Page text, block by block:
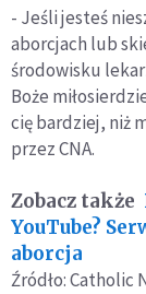
- Jeśli jesteś
aborcjach lub
środowisku
Boże
cię bardziej, niż
przez CNA.
Zobacz także
YouTube?
aborcja
Źródło: Catholic